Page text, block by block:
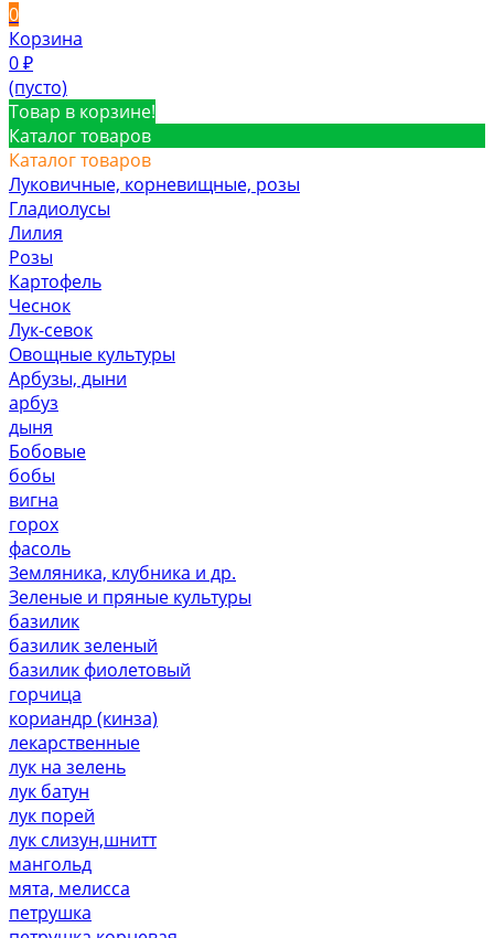
0
Корзина
0 ₽
(пусто)
Товар в корзине!
Каталог товаров
Каталог товаров
Луковичные, корневищные, розы
Гладиолусы
Лилия
Розы
Картофель
Чеснок
Лук-севок
Овощные культуры
Арбузы, дыни
арбуз
дыня
Бобовые
бобы
вигна
горох
фасоль
Земляника, клубника и др.
Зеленые и пряные культуры
базилик
базилик зеленый
базилик фиолетовый
горчица
кориандр (кинза)
лекарственные
лук на зелень
лук батун
лук порей
лук слизун,шнитт
мангольд
мята, мелисса
петрушка